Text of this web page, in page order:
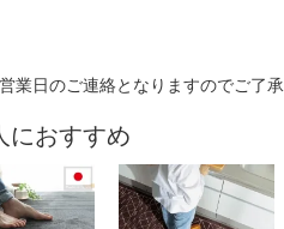
業日のご連絡となりますのでご了承
におすすめ